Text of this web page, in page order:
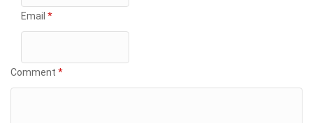
Email *
Comment *